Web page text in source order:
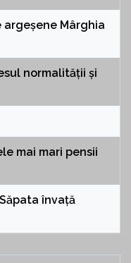
Mârghia
normalității și
mai mari pensii
învață